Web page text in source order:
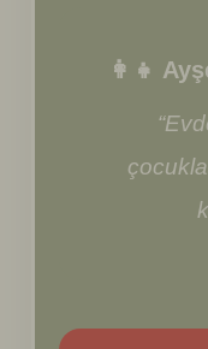
👩‍👧